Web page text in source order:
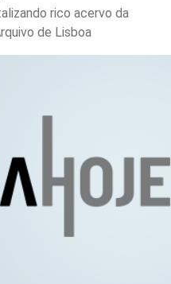
rico acervo da
de Lisboa